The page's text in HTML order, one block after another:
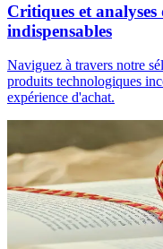
Critiques et
indispensables
Naviguez à travers notre
produits technologiques
expérience d'achat.